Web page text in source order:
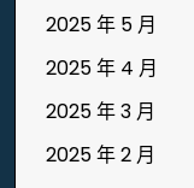
2025 年 5 月
2025 年 4 月
2025 年 3 月
2025 年 2 月